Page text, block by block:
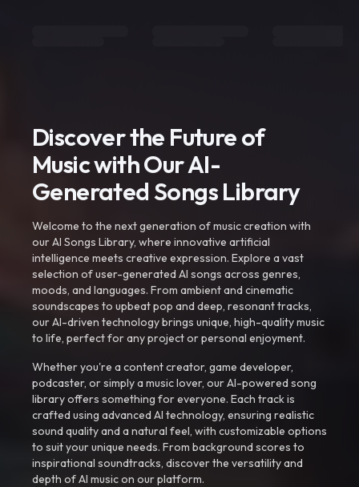
Discover the Future of
Music with Our AI-
Generated Songs Library
Welcome to the next generation of music creation with
our AI Songs Library, where innovative artificial
intelligence meets creative expression. Explore a vast
selection of user-generated AI songs across genres,
moods, and languages. From ambient and cinematic
soundscapes to upbeat pop and deep, resonant tracks,
our AI-driven technology brings unique, high-quality music
to life, perfect for any project or personal enjoyment.
Whether you're a content creator, game developer,
podcaster, or simply a music lover, our AI-powered song
library offers something for everyone. Each track is
crafted using advanced AI technology, ensuring realistic
sound quality and a natural feel, with customizable options
to suit your unique needs. From background scores to
inspirational soundtracks, discover the versatility and
depth of AI music on our platform.